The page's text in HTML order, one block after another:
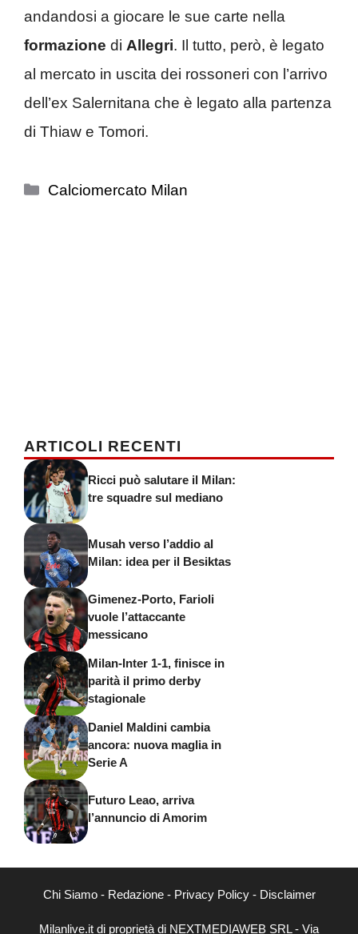
andandosi a giocare le sue carte nella
formazione di Allegri. Il tutto, però, è legato
al mercato in uscita dei rossoneri con l’arrivo
dell’ex Salernitana che è legato alla partenza
di Thiaw e Tomori.
Categorie
Calciomercato Milan
ARTICOLI RECENTI
Ricci può salutare il Milan:
tre squadre sul mediano
Musah verso l’addio al
Milan: idea per il Besiktas
Gimenez-Porto, Farioli
vuole l’attaccante
messicano
Milan-Inter 1-1, finisce in
parità il primo derby
stagionale
Daniel Maldini cambia
ancora: nuova maglia in
Serie A
Futuro Leao, arriva
l’annuncio di Amorim
Chi Siamo- Redazione- Privacy Policy- Disclaimer
Milanlive.it di proprietà di NEXTMEDIAWEB SRL - Via